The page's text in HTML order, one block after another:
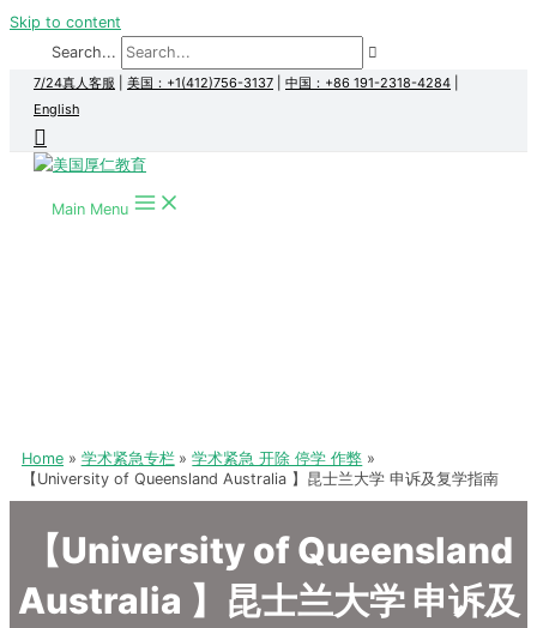
Skip to content
Search...
7/24真人客服 美国：+1(412)756-3137 中国：+86 191-2318-4284
English
Main Menu
Home 学术紧急专栏
学术紧急 开除 停学 作弊
【University of Queensland Australia 】昆士兰大学 申诉及复学指南
【University of Queensland
Australia 】昆士兰大学 申诉及